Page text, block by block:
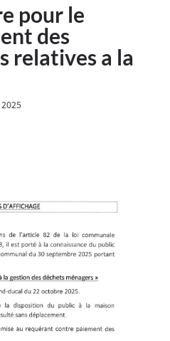
pour le
des
relatives a la